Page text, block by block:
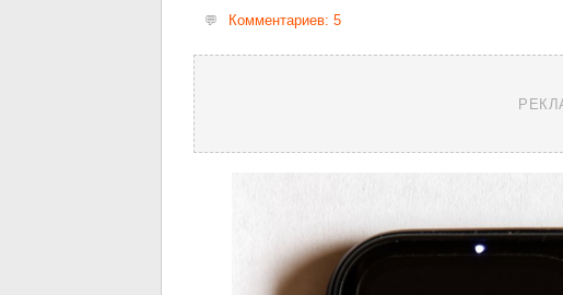
Комментариев: 5